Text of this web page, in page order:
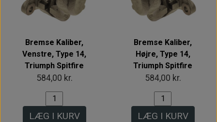
Bremse Kaliber,
Venstre, Type 14,
Triumph Spitfire
584,00 kr.
LÆG I KURV
Bremse Kaliber,
Højre, Type 14,
Triumph Spitfire
584,00 kr.
LÆG I KURV